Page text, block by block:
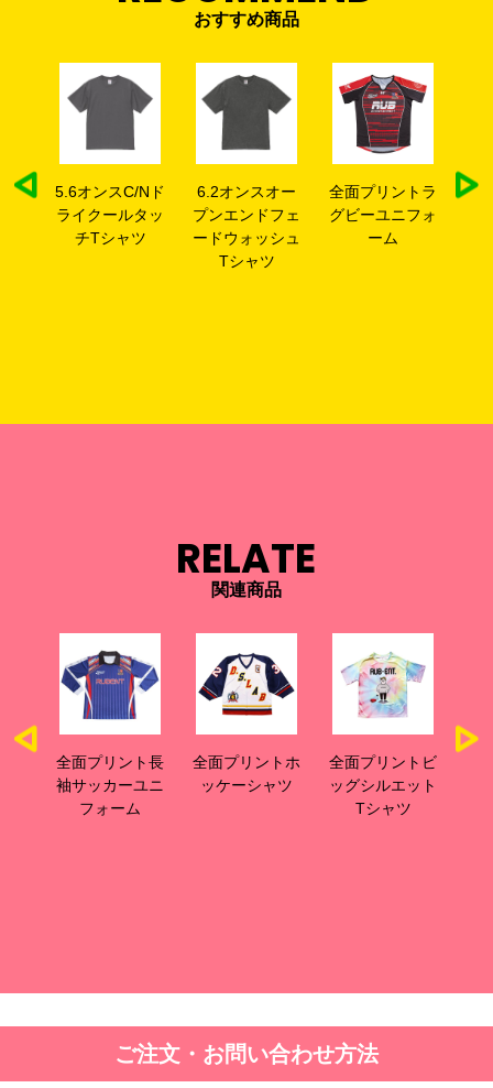
おすすめ商品
ャ
5.6オンスC/Nド
ライクールタッ
チTシャツ
6.2オンスオー
プンエンドフェ
ードウォッシュ
Tシャツ
全面プリントラ
グビーユニフォ
ーム
全
RELATE
関連商品
全面プリント長
袖サッカーユニ
フォーム
全面プリントホ
ッケーシャツ
全面プリントビ
ッグシルエット
Tシャツ
ご注文・お問い合わせ方法